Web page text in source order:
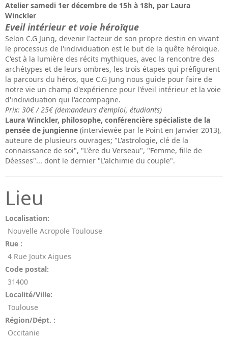
Atelier samedi 1er décembre de 15h à 18h, par Laura
Winckler
Eveil intérieur et voie héroïque
Selon C.G Jung, devenir l'acteur de son propre destin en vivant
le processus de l'individuation est le but de la quête héroïque.
C'est à la lumière des récits mythiques, avec la rencontre des
archétypes et de leurs ombres, les trois étapes qui préfigurent
la parcours du héros, que C.G Jung nous guide pour faire de
notre vie un champ d'expérience pour l'éveil intérieur et la voie
d'individuation qui l'accompagne.
Prix: 30€ / 25€ (demandeurs d'emploi, étudiants)
Laura Winckler, philosophe, conférencière spécialiste de la
pensée de jungienne (interviewée par le Point en Janvier 2013),
auteure de plusieurs ouvrages; "L'astrologie, clé de la
connaissance de soi", "L'ère du Verseau", "Femme, fille de
Déesses"... dont le dernier "L'alchimie du couple".
Lieu
Localisation:
Nouvelle Acropole Toulouse
Rue :
4 Rue Joutx Aigues
Code postal:
31400
Localité/Ville:
Toulouse
Région/Dépt. :
Occitanie